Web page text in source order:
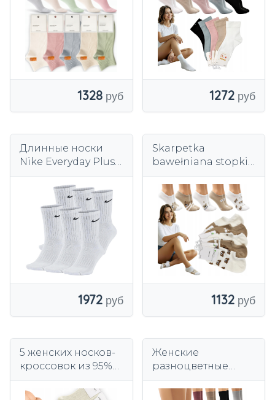
1328 1272
Длинные носки
Nike Everyday Plus
SX6897, упаковка из
3 штук, размеры 41–
1972
Skarpetka
bawełniana stopki
wielokolorowa
1132
5 женских носков-
кроссовок из 95%
ХЛОПКА, стильные
Женские
разноцветные
е бамбуковые